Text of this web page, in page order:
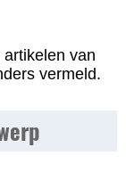
van
vermeld.